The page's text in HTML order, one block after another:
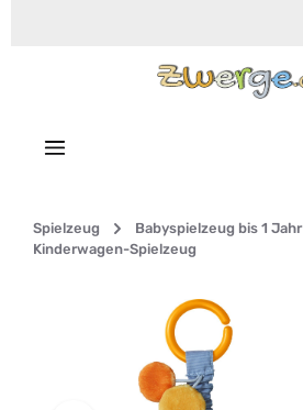
Spielzeug
Babyspielzeug bis 1 Jahr
Kinderwagen-Spielzeug
Bildergalerie überspringen